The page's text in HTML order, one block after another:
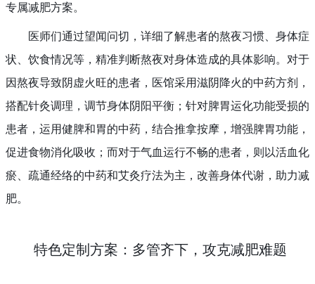
专属减肥方案。
医师们通过望闻问切，详细了解患者的熬夜习惯、身体症
状、饮食情况等，精准判断熬夜对身体造成的具体影响。对于
因熬夜导致阴虚火旺的患者，医馆采用滋阴降火的中药方剂，
搭配针灸调理，调节身体阴阳平衡；针对脾胃运化功能受损的
患者，运用健脾和胃的中药，结合推拿按摩，增强脾胃功能，
促进食物消化吸收；而对于气血运行不畅的患者，则以活血化
瘀、疏通经络的中药和艾灸疗法为主，改善身体代谢，助力减
肥。
特色定制方案：多管齐下，攻克减肥难题